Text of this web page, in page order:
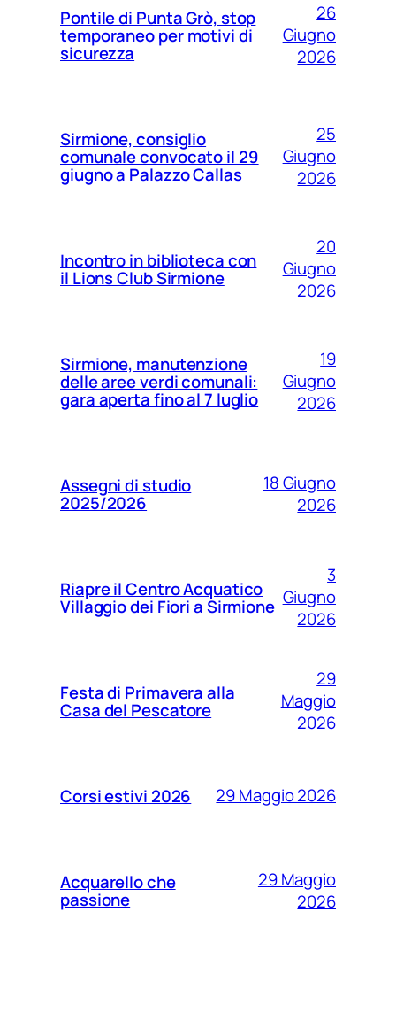
Pontile di Punta Grò, stop
temporaneo per motivi di
sicurezza
26
Giugno
2026
Sirmione, consiglio
comunale convocato il 29
giugno a Palazzo Callas
25
Giugno
2026
Incontro in biblioteca con
il Lions Club Sirmione
20
Giugno
2026
Sirmione, manutenzione
delle aree verdi comunali:
gara aperta fino al 7 luglio
19
Giugno
2026
Assegni di studio
2025/2026
18 Giugno
2026
Riapre il Centro Acquatico
Villaggio dei Fiori a Sirmione
3
Giugno
2026
Festa di Primavera alla
Casa del Pescatore
29
Maggio
2026
Corsi estivi 2026 29 Maggio 2026
Acquarello che
passione
29 Maggio
2026